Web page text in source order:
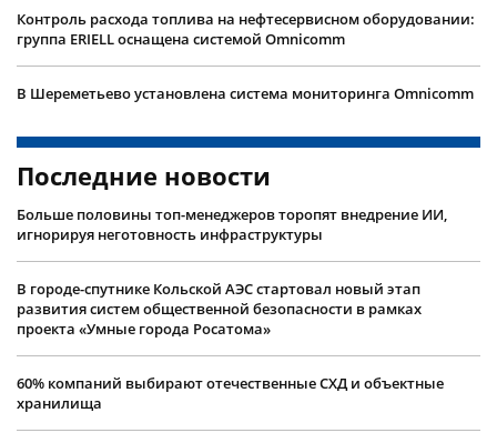
Контроль расхода топлива на нефтесервисном оборудовании:
группа ERIELL оснащена системой Omnicomm
В Шереметьево установлена система мониторинга Omnicomm
Последние новости
Больше половины топ-менеджеров торопят внедрение ИИ,
игнорируя неготовность инфраструктуры
В городе-спутнике Кольской АЭС стартовал новый этап
развития систем общественной безопасности в рамках
проекта «Умные города Росатома»
60% компаний выбирают отечественные СХД и объектные
хранилища